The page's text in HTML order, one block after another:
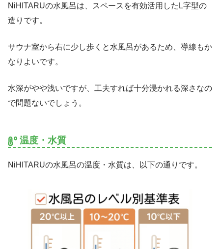
NiHITARUの水風呂は、スペースを有効活用したL字型の
造りです。
サウナ室から右に少し歩くと水風呂があるため、導線もか
なりよいです。
水深がやや浅いですが、工夫すれば十分浸かれる深さなの
で問題ないでしょう。
温度・水質
NiHITARUの水風呂の温度・水質は、以下の通りです。